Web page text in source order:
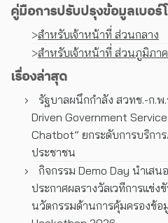
คู่มือการปรับปรุงข้อมูลเบอ
>สำหรับเจ้าหน้าที่ ส่วนกลาง
>สำหรับเจ้าหน้าที่ ส่วนภูมิภาค
เรื่องล่าสุด
รัฐบาลผนึกกำลัง สวทช.-ก.พ
Driven Government
Chatbot” ยกระดับการบริกา
ประชาชน
กิจกรรม Demo Day นำเส
ประกาศผลรางวัลเวทีการแข่ง
นวัตกรรมด้านการคุ้มครองข้อ